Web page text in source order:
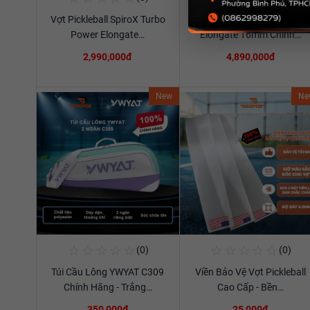
Xem chi tiết
Vợt Pickleball SpiroX Turbo
Power Elongate…
2,990,000đ
Vợt Pickleball RPM V2
Elongate 16mm Chính…
4,890,000đ
New
Xem chi tiết
(0)
Túi Cầu Lông YWYAT C309
Chính Hãng - Trắng…
Xem chi tiết
(0)
Viền Bảo Vệ Vợt Pickleball
Cao Cấp - Bền…